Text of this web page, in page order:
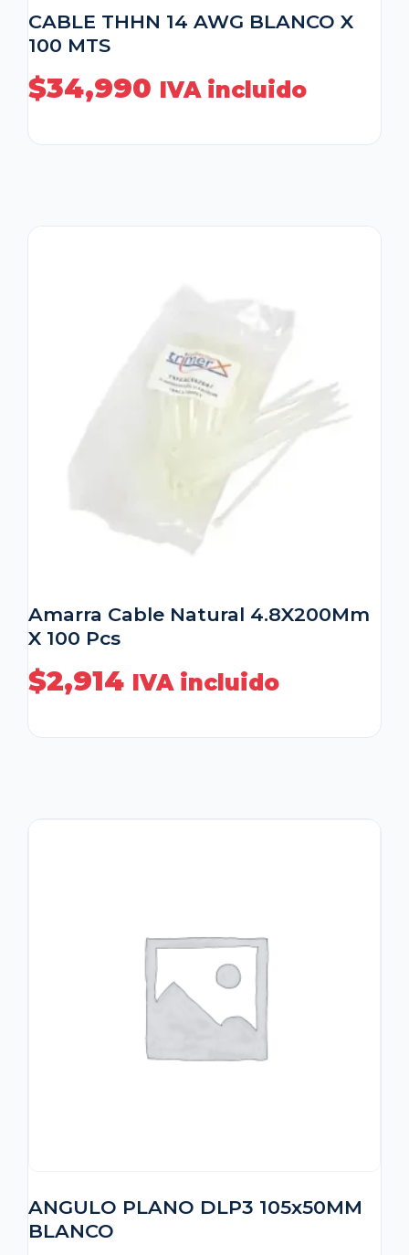
CABLE THHN 14 AWG BLANCO X
100 MTS
$34,990 IVA incluido
Amarra Cable Natural 4.8X200Mm
X 100 Pcs
$2,914 IVA incluido
ANGULO PLANO DLP3 105x50MM
BLANCO